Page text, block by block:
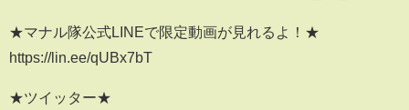
★マナル隊公式LINEで限定動画が見れるよ！★
https://lin.ee/qUBx7bT
★ツイッター★